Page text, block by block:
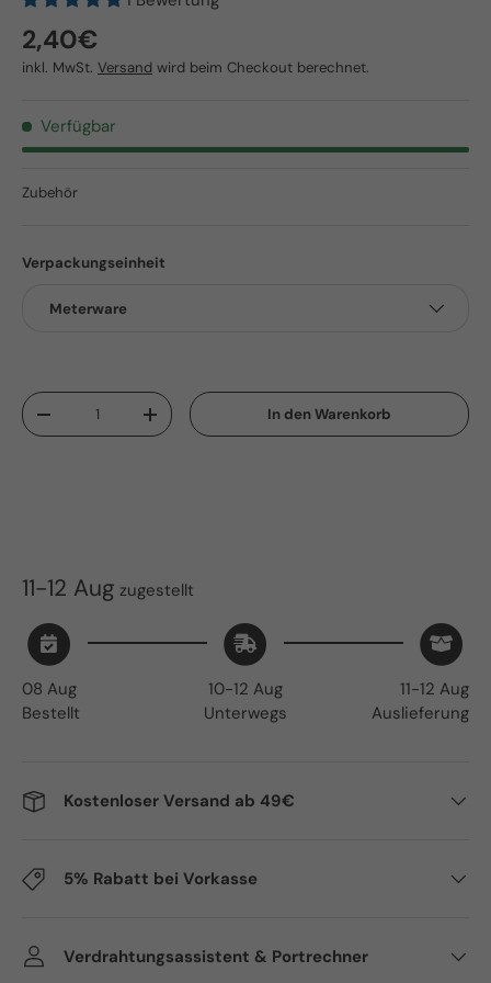
Normaler Preis
2,40€
inkl. MwSt. Versand wird beim Checkout berechnet.
Verfügbar
Zubehör
Verpackungseinheit
Meterware
Anzahl
Menge verringernMenge erhöhen In den Warenkorb
11-12 Aug zugestellt
08 Aug
Bestellt
10-12 Aug
Unterwegs
11-12 Aug
Auslieferung
Kostenloser Versand ab 49€
5% Rabatt bei Vorkasse
Verdrahtungsassistent & Portrechner